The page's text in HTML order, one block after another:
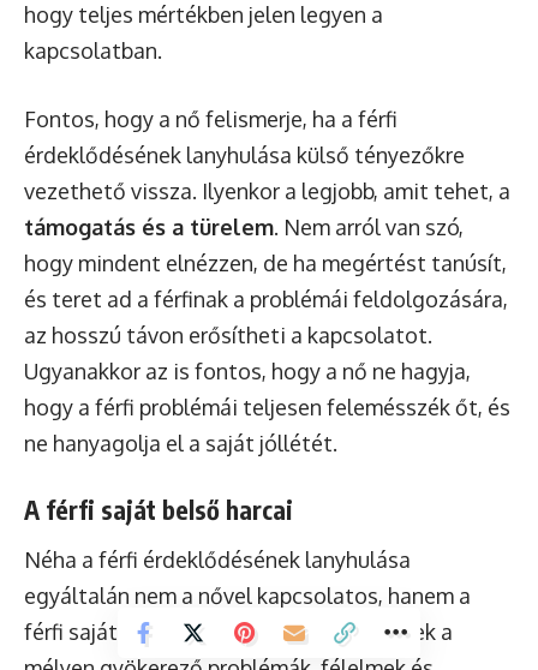
hogy teljes mértékben jelen legyen a
kapcsolatban.
Fontos, hogy a nő felismerje, ha a férfi
érdeklődésének lanyhulása külső tényezőkre
vezethető vissza. Ilyenkor a legjobb, amit tehet, a
támogatás és a türelem. Nem arról van szó,
hogy mindent elnézzen, de ha megértést tanúsít,
és teret ad a férfinak a problémái feldolgozására,
az hosszú távon erősítheti a kapcsolatot.
Ugyanakkor az is fontos, hogy a nő ne hagyja,
hogy a férfi problémái teljesen felemésszék őt, és
ne hanyagolja el a saját jóllétét.
A férfi saját belső harcai
Néha a férfi érdeklődésének lanyhulása
egyáltalán nem a nővel kapcsolatos, hanem a
férfi saját, belső küzdelmeiből fakad. Ezek a